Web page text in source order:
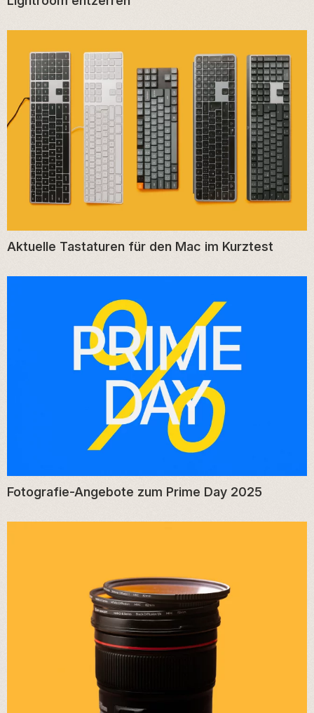
Aktuelle Tastaturen für den Mac im Kurztest
Fotografie-Angebote zum Prime Day 2025